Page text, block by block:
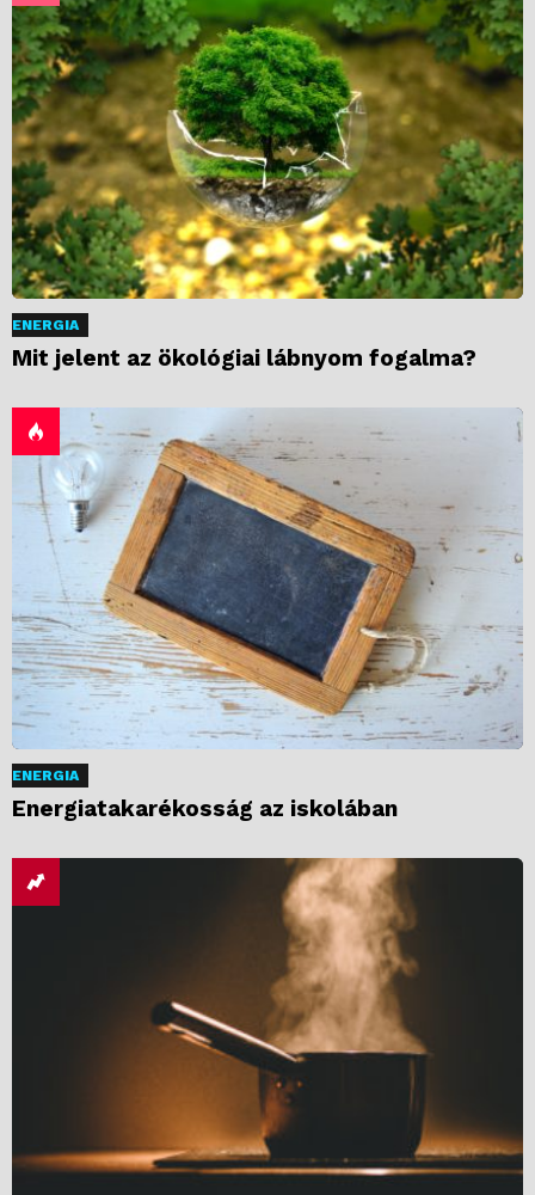
ENERGIA
Mit jelent az ökológiai lábnyom fogalma?
ENERGIA
Energiatakarékosság az iskolában